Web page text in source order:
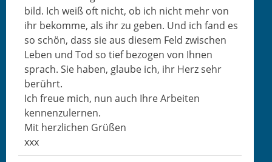
bild. Ich weiß oft nicht, ob ich nicht mehr von
ihr bekomme, als ihr zu geben. Und ich fand es
so schön, dass sie aus diesem Feld zwis­chen
Leben und Tod so tief bezo­gen von Ihnen
sprach. Sie haben, glaube ich, ihr Herz sehr
berührt.
Ich freue mich, nun auch Ihre Arbeit­en
kennenzulernen.
Mit her­zlichen Grüßen
xxx